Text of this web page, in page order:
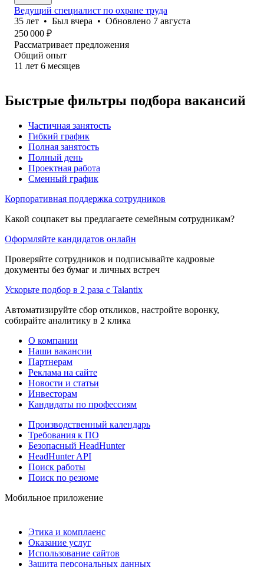
Ведущий специалист по охране труда
35 лет • Был вчера • Обновлено 7 августа
250 000 ₽
Рассматривает предложения
Общий опыт
11 лет 6 месяцев
Быстрые фильтры подбора вакансий
Частичная занятость
Гибкий график
Полная занятость
Полный день
Проектная работа
Сменный график
Корпоративная поддержка сотрудников
Какой соцпакет вы предлагаете семейным сотрудникам?
Оформляйте кандидатов онлайн
Проверяйте сотрудников и подписывайте кадровые
документы без бумаг и личных встреч
Ускорьте подбор в 2 раза с Talantix
Автоматизируйте сбор откликов, настройте воронку,
собирайте аналитику в 2 клика
О компании
Наши вакансии
Партнерам
Реклама на сайте
Новости и статьи
Инвесторам
Кандидаты по профессиям
Производственный календарь
Требования к ПО
Безопасный HeadHunter
HeadHunter API
Поиск работы
Поиск по резюме
Мобильное приложение
Этика и комплаенс
Оказание услуг
Использование сайтов
Защита персональных данных